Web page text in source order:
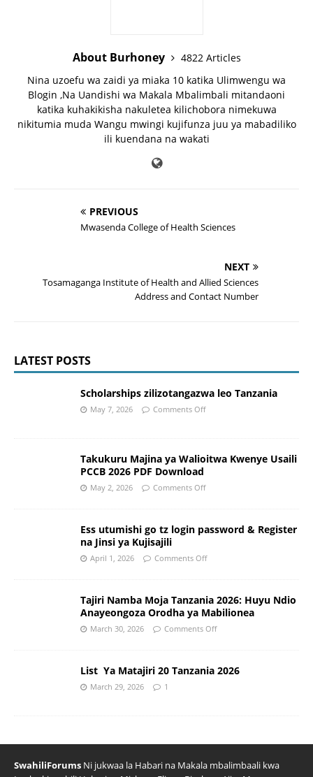
About Burhoney
4822 Articles
Nina uzoefu wa zaidi ya miaka 10 katika Ulimwengu wa
Blogin ,Na Uandishi wa Makala Mbalimbali mitandaoni
katika kuhakikisha nakuletea kilichobora nimekuwa
nikitumia muda Wangu mwingi kujifunza juu ya mabadiliko
ili kuendana na wakati
PREVIOUS
Mwasenda College of Health Sciences
NEXT
Tosamaganga Institute of Health and Allied Sciences
Address and Contact Number
LATEST POSTS
Scholarships zilizotangazwa leo Tanzania
May 7, 2026 Comments Off
Takukuru Majina ya Walioitwa Kwenye Usaili
PCCB 2026 PDF Download
May 2, 2026 Comments Off
Ess utumishi go tz login password & Register
na Jinsi ya Kujisajili
April 1, 2026 Comments Off
Tajiri Namba Moja Tanzania 2026: Huyu Ndio
Anayeongoza Orodha ya Mabilionea
March 30, 2026 Comments Off
List Ya Matajiri 20 Tanzania 2026
March 29, 2026 1
SwahiliForums Ni jukwaa la Habari na Makala mbalimbaali kwa